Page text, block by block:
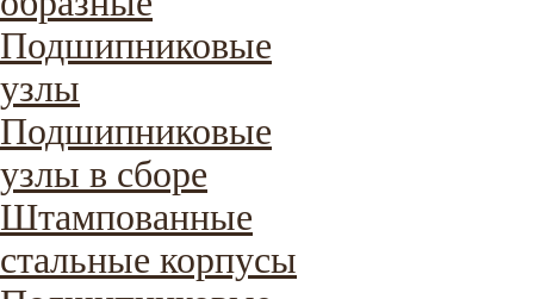
Подшипниковые
узлы
Подшипниковые
узлы в сборе
Штампованные
стальные корпусы